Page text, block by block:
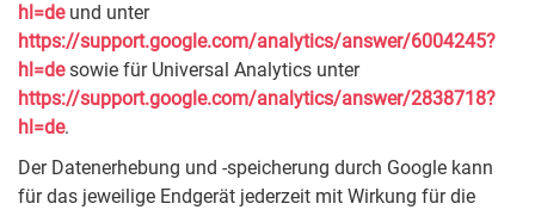
hl=deund unter
https://support.google.com/analytics/answer/6004245?
hl=desowie für Universal Analytics unter
https://support.google.com/analytics/answer/2838718?
hl=de.
Der Datenerhebung und -speicherung durch Google kann
für das jeweilige Endgerät jederzeit mit Wirkung für die